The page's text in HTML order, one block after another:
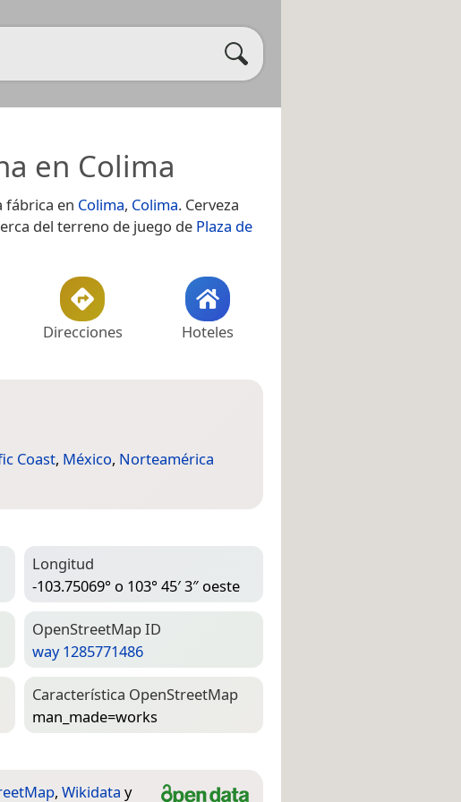
en Colima
fábrica en Colima, Colima. Cerveza
del terreno de juego de Plaza de
Direcciones Hoteles
Coast, México, Norteamérica
Longitud
-103.75069° o 103° 45′ 3″ oeste
Open­Street­Map ID
way 1285771486
Característica Open­Street­Map
man_made=­works
, Wikidata y